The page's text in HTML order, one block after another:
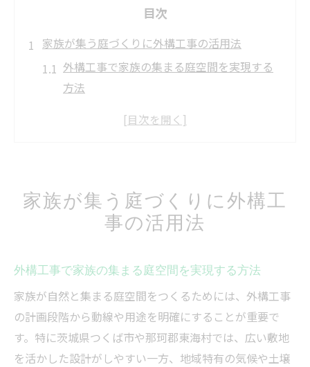
目次
家族が集う庭づくりに外構工事の活用法
外構工事で家族の集まる庭空間を実現する
方法
外構工事とガーデンファニチャーの相乗効
関東の外構工事事例に学ぶお庭デザインの
出
ガーデンファニチャーで変わるお庭空間の魅力
外構工事と調和するガーデンファニチャー
の選び方
家族団らんを叶えるガーデンファニチャー
家族が集う庭づくりに外構工
事の活用法
外構工事で家族の集まる庭空間を実現する方法
家族が自然と集まる庭空間をつくるためには、外構工事
の計画段階から動線や用途を明確にすることが重要で
す。特に茨城県つくば市や那珂郡東海村では、広い敷地
を活かした設計がしやすい一方、地域特有の気候や土壌